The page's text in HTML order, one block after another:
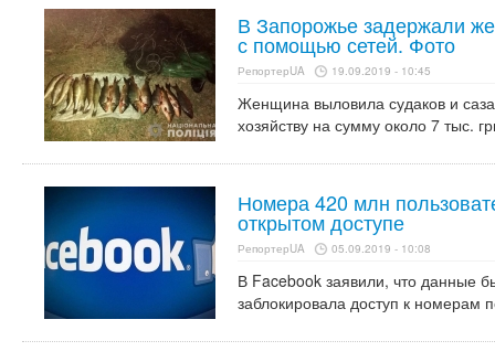
В Запорожье задержали
с помощью сетей. Фото
РепортерUA 19.09.2019 - 10:45
Женщина выловила судаков и
хозяйству на сумму около 7 тыс.
Номера 420 млн
открытом доступе
РепортерUA 05.09.2019 - 10:08
В Facebook заявили, что данные
заблокировала доступ к номерам